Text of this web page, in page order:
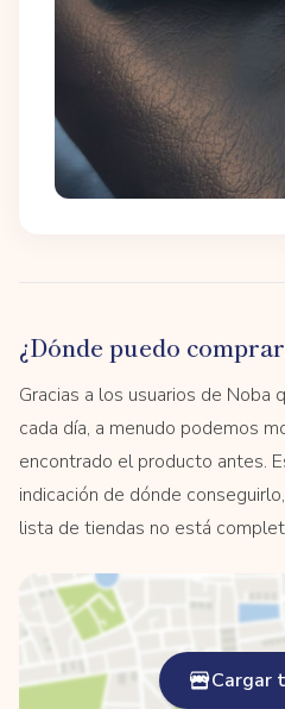
¿Dónde puedo
Gracias a los usuarios de Noba
cada día, a menudo podemos
encontrado el producto antes.
indicación de dónde
lista de tiendas no está
Cargar